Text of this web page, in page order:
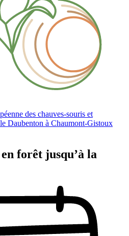
des chauves-souris et
Daubenton à Chaumont-Gistoux
forêt jusqu’à la